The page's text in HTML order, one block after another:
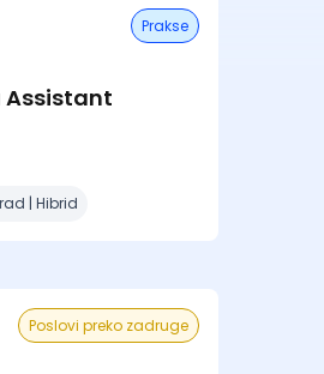
Prakse
Assistant
| Hibrid
Poslovi preko zadruge